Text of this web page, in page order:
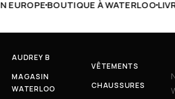
LIVRAISON GRATUITE À
AUDREY B
MAGASIN
WATERLOO
VÊTEMENTS
CHAUSSURES